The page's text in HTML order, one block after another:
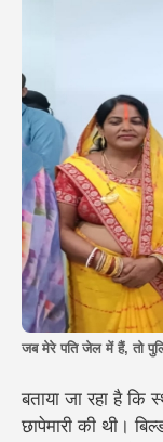
जब मेरे पति जेल में हैं, तो
बताया जा रहा है कि
छापेमारी की थी।